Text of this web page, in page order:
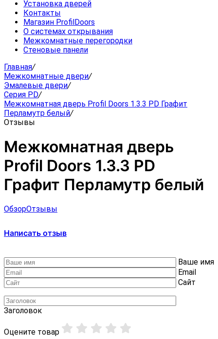
Установка дверей
Контакты
Магазин ProfilDoors
О системах открывания
Межкомнатные перегородки
Стеновые панели
Главная/
Межкомнатные двери/
Эмалевые двери/
Серия PD/
Межкомнатная дверь Profil Doors 1.3.3 PD Графит
Перламутр белый/
Отзывы
Межкомнатная дверь
Profil Doors 1.3.3 PD
Графит Перламутр белый
ОбзорОтзывы
Написать отзыв
Ваше имя
Email
Сайт
Заголовок
Оцените товар